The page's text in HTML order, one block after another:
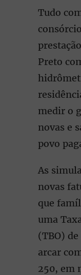
Tudo
Preto
medir o
novas e
povo
As
novas
que
uma
(TBO)
arcar
250, em